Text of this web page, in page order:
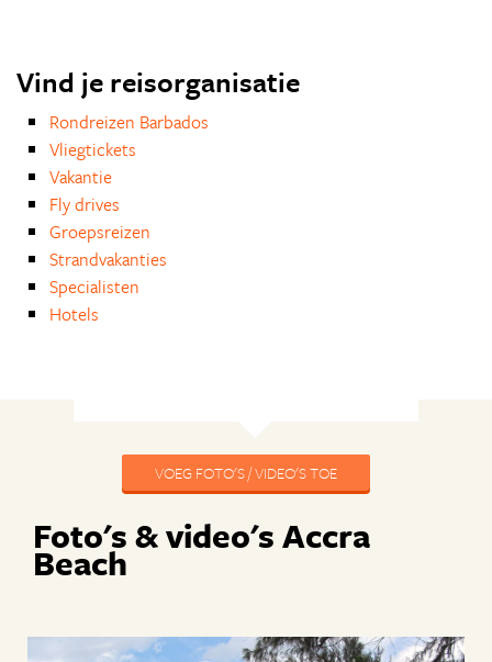
Vind je reisorganisatie
Rondreizen Barbados
Vliegtickets
Vakantie
Fly drives
Groepsreizen
Strandvakanties
Specialisten
Hotels
VOEG FOTO'S / VIDEO'S TOE
Foto's & video's Accra
Beach